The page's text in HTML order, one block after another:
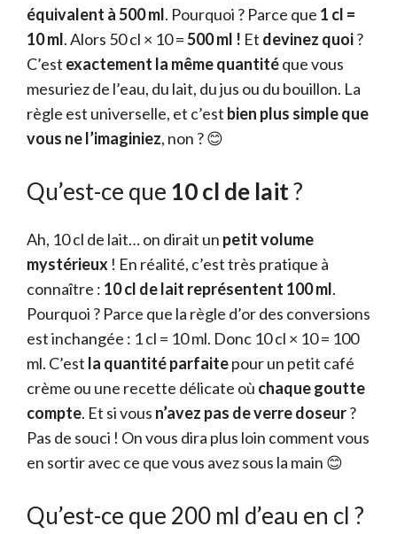
équivalent à 500 ml. Pourquoi ? Parce que 1 cl =
10 ml. Alors 50 cl × 10 =500 ml ! Et devinez quoi?
C’est exactement la même quantitéque vous
mesuriez de l’eau, du lait, du jus ou du bouillon. La
règle est universelle, et c’est bien plus simple que
vous ne l’imaginiez, non ? 😊
Qu’est-ce que 10 cl de lait?
Ah, 10 cl de lait… on dirait un petit volume
mystérieux ! En réalité, c’est très pratique à
connaître : 10 cl de lait représentent 100 ml.
Pourquoi ? Parce que la règle d’or des conversions
est inchangée : 1 cl = 10 ml. Donc 10 cl × 10 = 100
ml. C’est la quantité parfaitepour un petit café
crème ou une recette délicate où chaque goutte
compte. Et si vous n’avez pas de verre doseur?
Pas de souci ! On vous dira plus loin comment vous
en sortir avec ce que vous avez sous la main 😊
Qu’est-ce que 200 ml d’eau en cl ?